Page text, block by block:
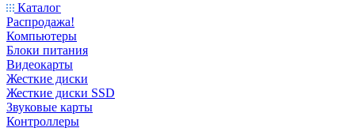
Каталог
Распродажа!
Компьютеры
Блоки питания
Видеокарты
Жесткие диски
Жесткие диски SSD
Звуковые карты
Контроллеры